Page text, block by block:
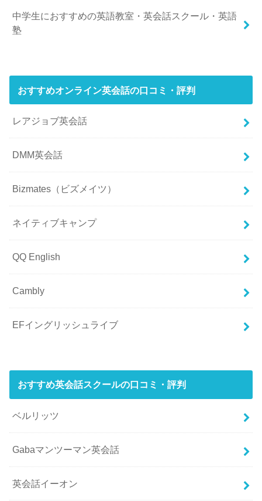
中学生におすすめの英語教室・英会話スクール・英語
塾
おすすめオンライン英会話の口コミ・評判
レアジョブ英会話
DMM英会話
Bizmates（ビズメイツ）
ネイティブキャンプ
QQ English
Cambly
EFイングリッシュライブ
おすすめ英会話スクールの口コミ・評判
ベルリッツ
Gabaマンツーマン英会話
英会話イーオン